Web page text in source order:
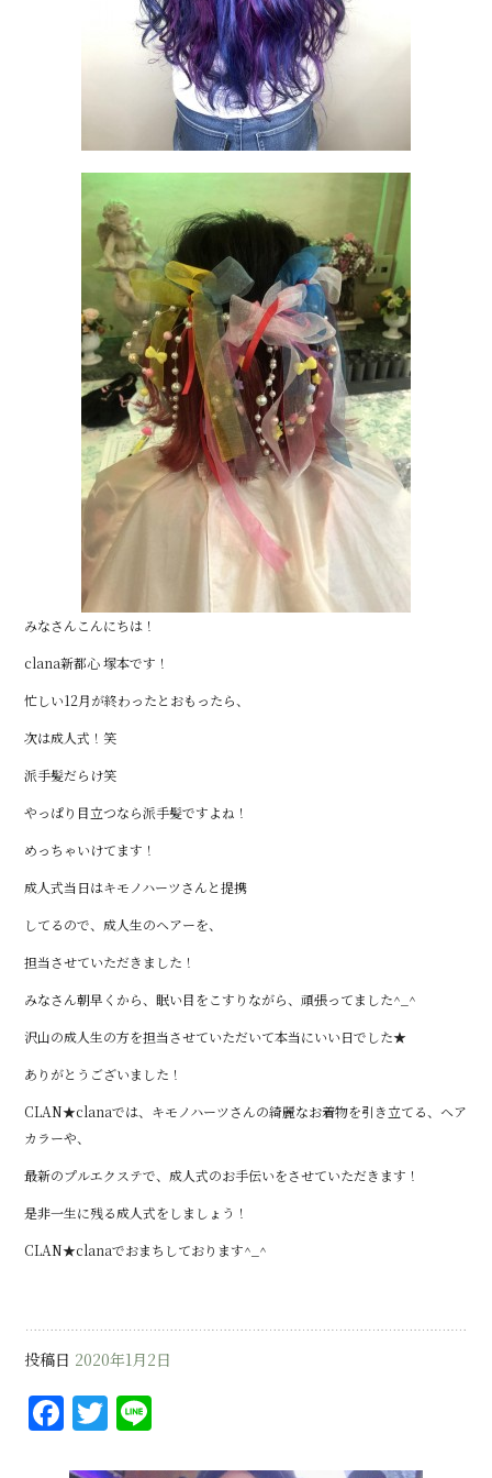
みなさんこんにちは！
clana新都心 塚本です！
忙しい12月が終わったとおもったら、
次は成人式！笑
派手髪だらけ笑
やっぱり目立つなら派手髪ですよね！
めっちゃいけてます！
成人式当日はキモノハーツさんと提携
してるので、成人生のヘアーを、
担当させていただきました！
みなさん朝早くから、眠い目をこすりながら、頑張ってました^_^
沢山の成人生の方を担当させていただいて本当にいい日でした★
ありがとうございました！
CLAN★clanaでは、キモノハーツさんの綺麗なお着物を引き立てる、ヘア
カラーや、
最新のプルエクステで、成人式のお手伝いをさせていただきます！
是非一生に残る成人式をしましょう！
CLAN★clanaでおまちしております^_^
投稿日 2020年1月2日
F
a
T
w